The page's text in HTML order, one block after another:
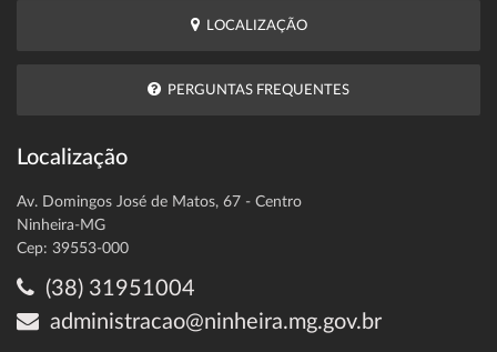
LOCALIZAÇÃO
PERGUNTAS FREQUENTES
Localização
Av. Domingos José de Matos, 67 - Centro
Ninheira-MG
Cep: 39553-000
(38) 31951004
administracao@ninheira.mg.gov.br